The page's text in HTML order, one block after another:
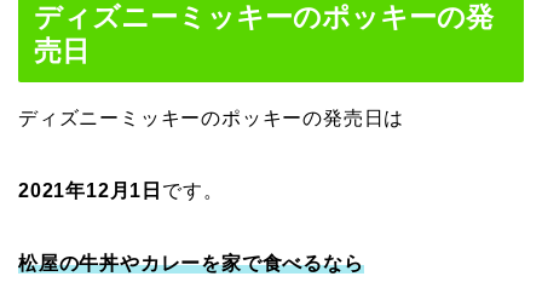
ディズニーミッキーのポッキーの発
売日
ディズニーミッキーのポッキーの発売日は
2021年12月1日 です。
松屋の牛丼やカレーを家で食べるなら